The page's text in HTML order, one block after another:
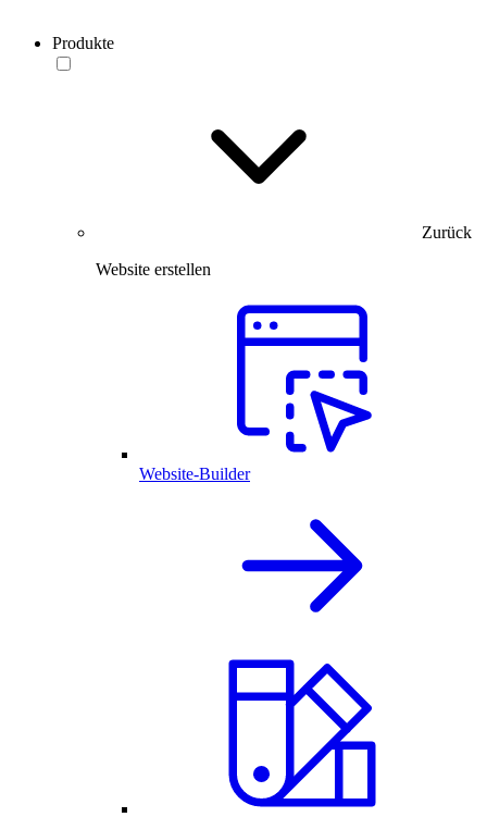
Produkte
Zurück
Website erstellen
Website-Builder